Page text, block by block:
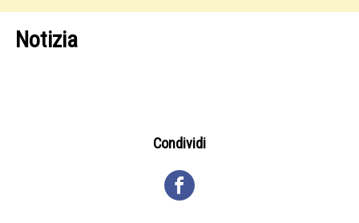
Notizia
Condividi